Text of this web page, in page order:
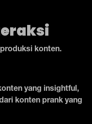
konten.
yang insightful,
konten prank yang